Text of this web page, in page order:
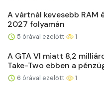
A vártnál kevesebb RAM
2027 folyamán
5 órával ezelőtt 1
A GTA VI miatt 8,2
Take-Two ebben a
6 órával ezelőtt 1